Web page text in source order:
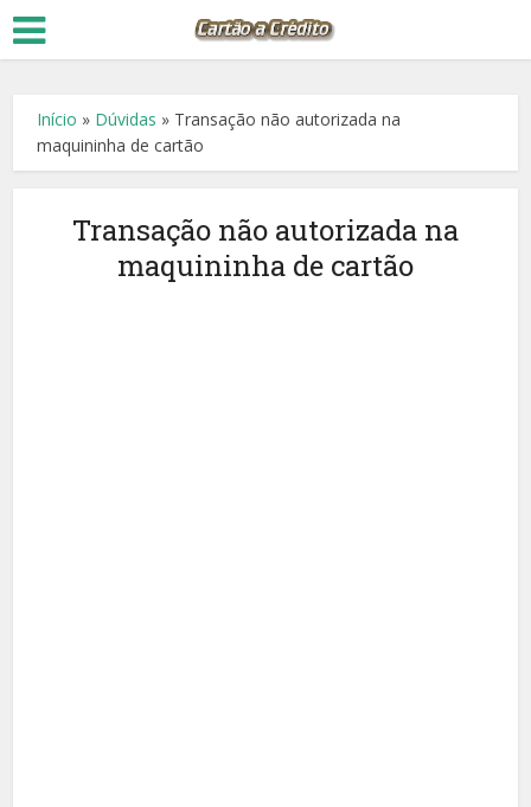
Início » Dúvidas » Transação não autorizada na
maquininha de cartão
Transação não autorizada na
maquininha de cartão